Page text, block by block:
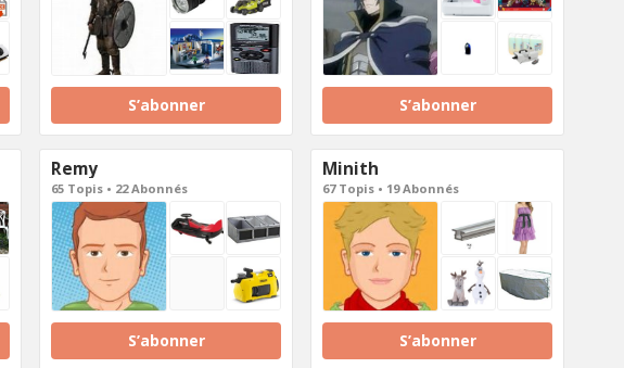
S’abonner S’abonner
Remy
65 Topis • 22 Abonnés
S’abonner
Minith
67 Topis • 19 Abonnés
S’abonner